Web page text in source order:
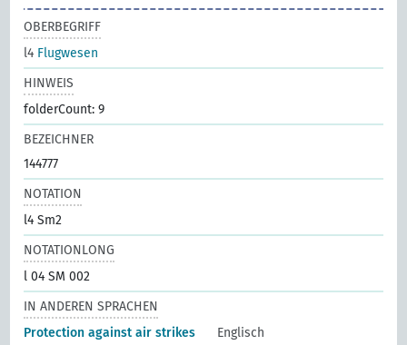
OBERBEGRIFF
l4 Flugwesen
HINWEIS
folderCount: 9
BEZEICHNER
144777
NOTATION
l4 Sm2
NOTATIONLONG
l 04 SM 002
IN ANDEREN SPRACHEN
Protection against air strikes
Englisch